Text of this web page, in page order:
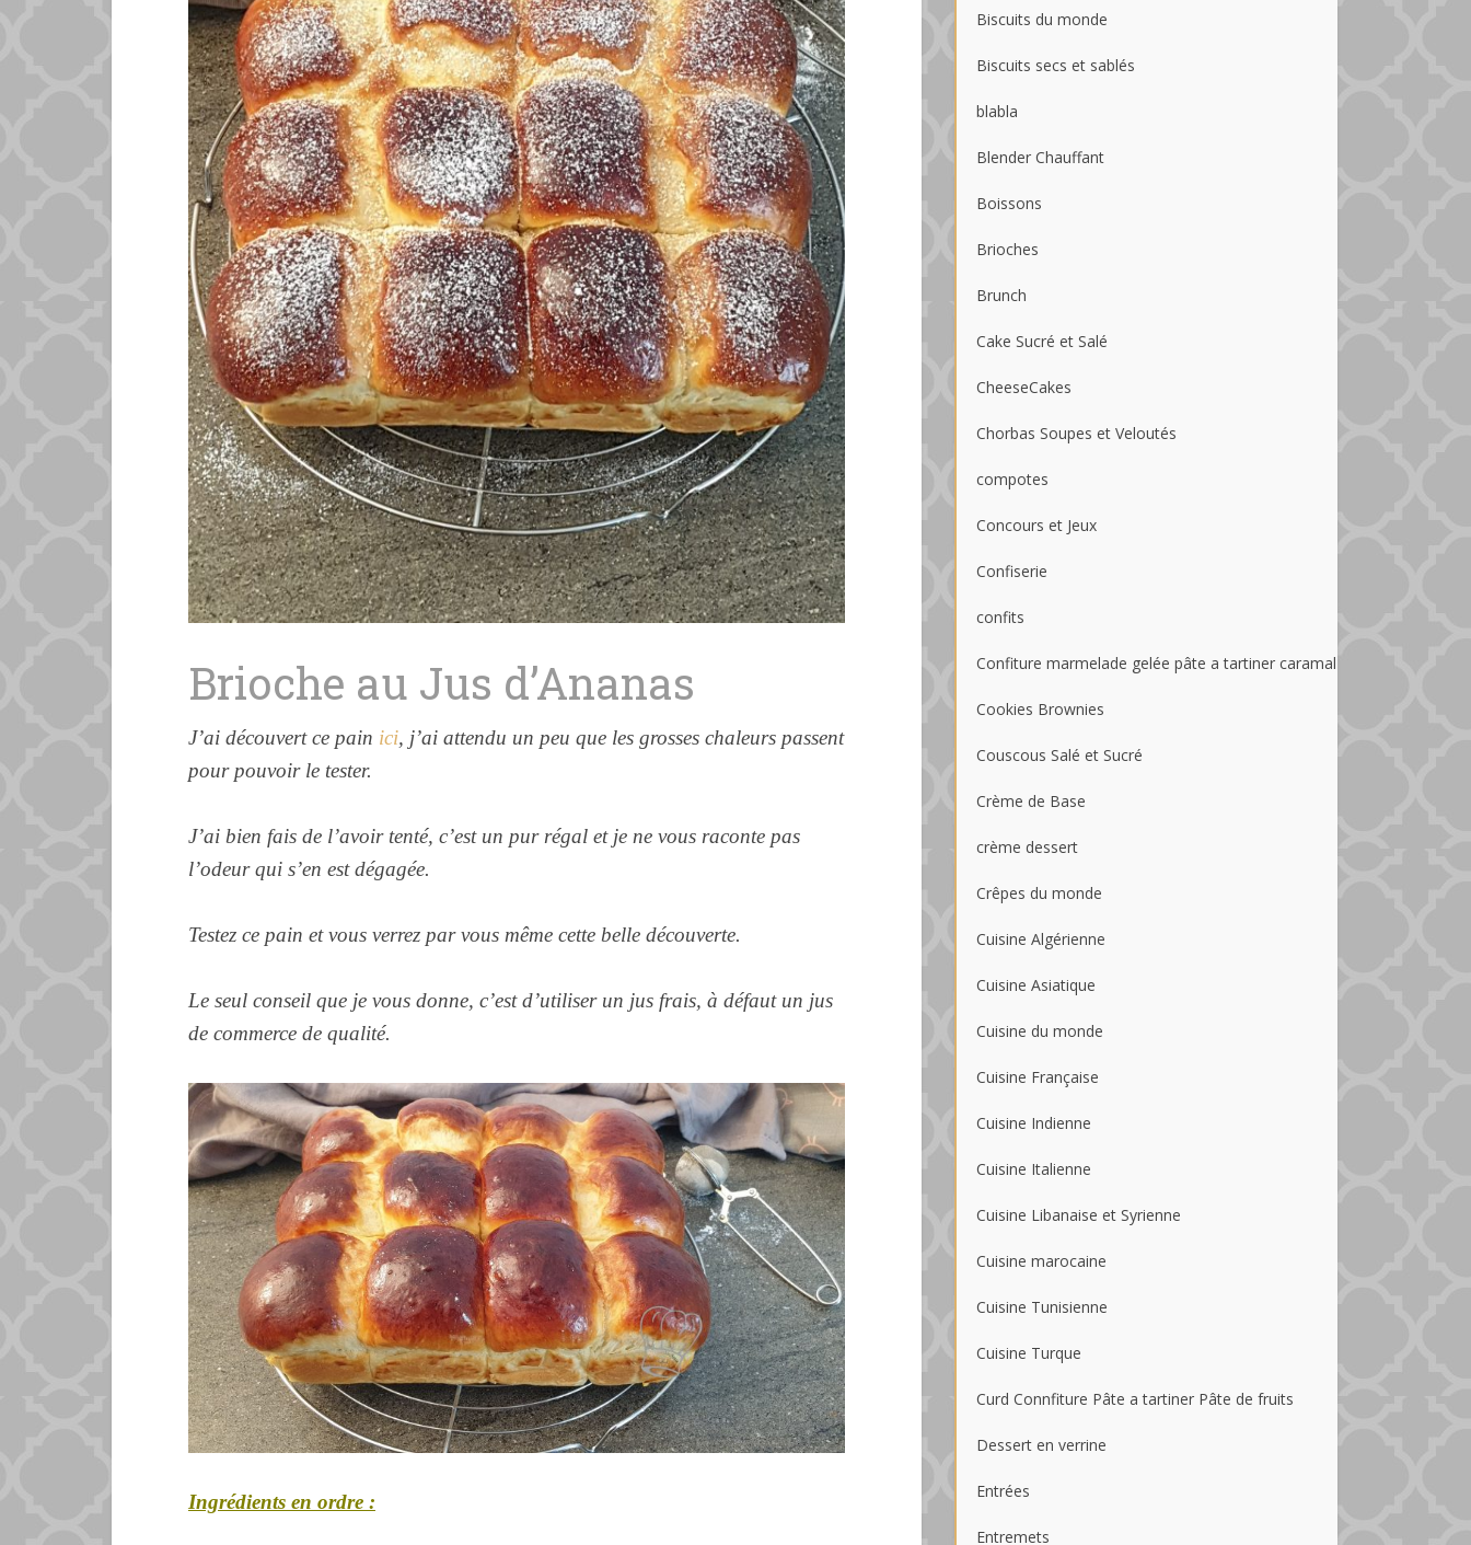
Brioche au Jus d’Ananas
J’ai découvert ce pain ici, j’ai attendu un peu que les grosses chaleurs passent
pour pouvoir le tester.
J’ai bien fais de l’avoir tenté, c’est un pur régal et je ne vous raconte pas
l’odeur qui s’en est dégagée.
Testez ce pain et vous verrez par vous même cette belle découverte.
Le seul conseil que je vous donne, c’est d’utiliser un jus frais, à défaut un jus
de commerce de qualité.
Ingrédients en ordre :
Biscuits du monde
Biscuits secs et sablés
blabla
Blender Chauffant
Boissons
Brioches
Brunch
Cake Sucré et Salé
CheeseCakes
Chorbas Soupes et Veloutés
compotes
Concours et Jeux
Confiserie
confits
Confiture marmelade gelée pâte a tartiner caramal
Cookies Brownies
Couscous Salé et Sucré
Crème de Base
crème dessert
Crêpes du monde
Cuisine Algérienne
Cuisine Asiatique
Cuisine du monde
Cuisine Française
Cuisine Indienne
Cuisine Italienne
Cuisine Libanaise et Syrienne
Cuisine marocaine
Cuisine Tunisienne
Cuisine Turque
Curd Connfiture Pâte a tartiner Pâte de fruits
Dessert en verrine
Entrées
Entremets